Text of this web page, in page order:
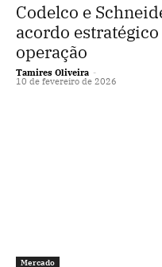
Codelco e
acordo
operação
Tamires Oliveira -
10 de fevereiro de 2026
Mercado